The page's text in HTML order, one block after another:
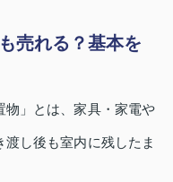
売れる？基本を
物」とは、家具・家電や
し後も室内に残したま